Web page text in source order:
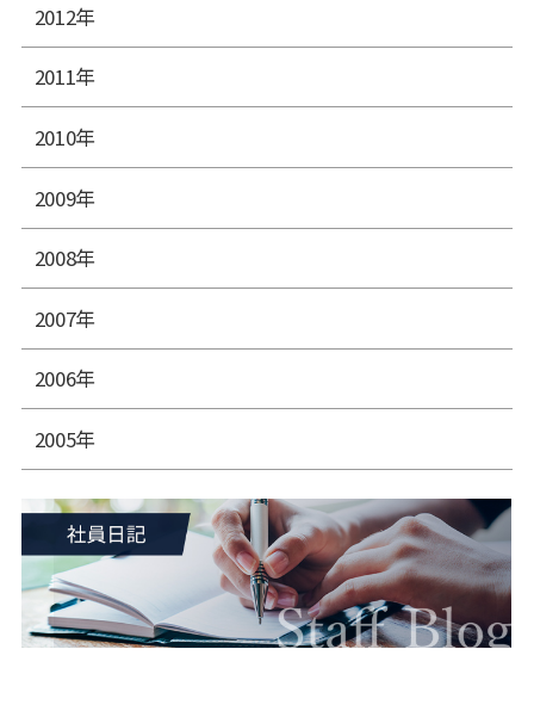
2012年
2011年
2010年
2009年
2008年
2007年
2006年
2005年